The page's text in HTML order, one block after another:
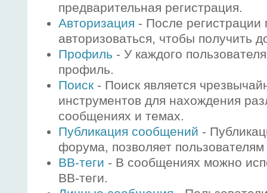
предварительная регистрация.
Авторизация - После
авторизоваться, чтобы получить
Профиль - У каждого
профиль.
Поиск - Поиск является
инструментов для нахождения
сообщениях и темах.
Публикация сообщений -
форума, позволяет
BB-теги - В сообщениях можно
BB-теги.